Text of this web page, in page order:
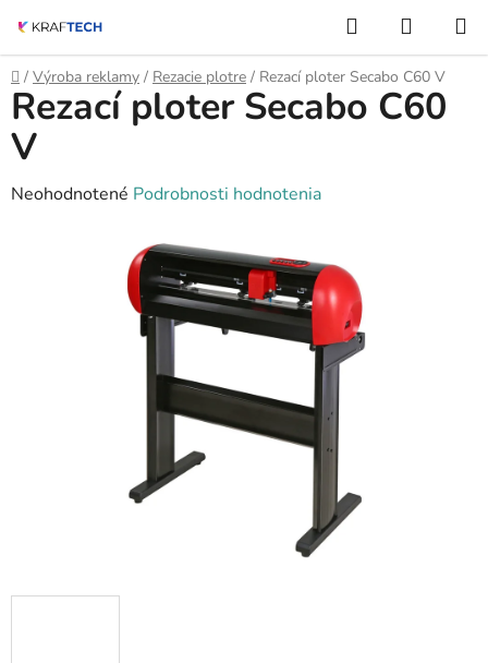
obsah
Hľadať
KOŠÍK
Domov
/ Výroba reklamy / Rezacie plotre / Rezací ploter Secabo C60 V
Rezací ploter Secabo C60
V
Priemerné
Neohodnotené Podrobnosti hodnotenia